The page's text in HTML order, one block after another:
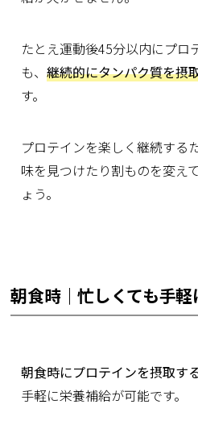
たとえ運動後45分以内にプロ
も、継続的にタンパク質を摂
す。
プロテインを楽しく継続する
味を見つけたり割ものを変え
ょう。
朝食時｜忙しくても手
朝食時にプロテインを摂取す
手軽に栄養補給が可能です。